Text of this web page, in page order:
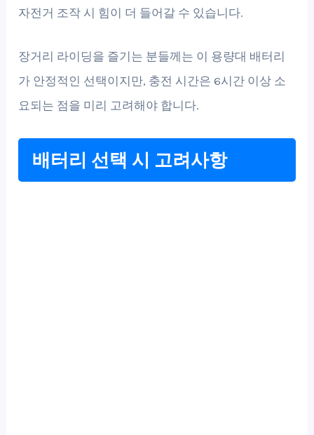
자전거 조작 시 힘이 더 들어갈 수 있습니다.
장거리 라이딩을 즐기는 분들께는 이 용량대 배터리
가 안정적인 선택이지만, 충전 시간은 6시간 이상 소
요되는 점을 미리 고려해야 합니다.
배터리 선택 시 고려사항